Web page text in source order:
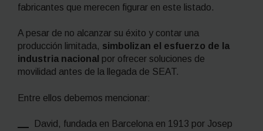
fabricantes que merecen figurar en este listado.
A pesar de no alcanzar su éxito y contar una
producción limitada, simbolizan el esfuerzo de la
industria nacional por ofrecer soluciones de
movilidad antes de la llegada de SEAT.
Entre ellos debemos mencionar:
David, fundada en Barcelona en 1913 por Josep